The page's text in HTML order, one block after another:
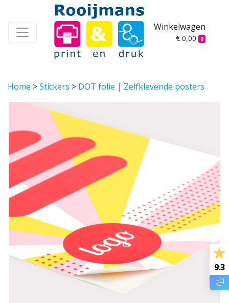
Winkelwagen
€ 0,00 0
Home >Stickers > DOT folie | Zelfklevende posters
9.3